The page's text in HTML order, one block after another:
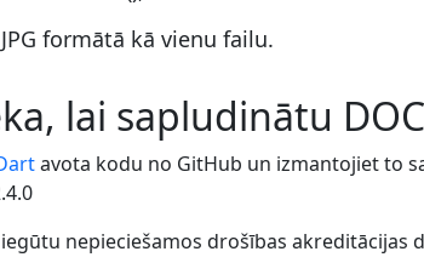
formātā kā vienu failu.
lai sapludinātu
avota kodu no GitHub un izmantojiet to
nepieciešamos drošības akreditācijas